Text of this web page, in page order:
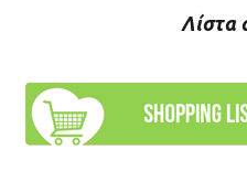
Λίστα